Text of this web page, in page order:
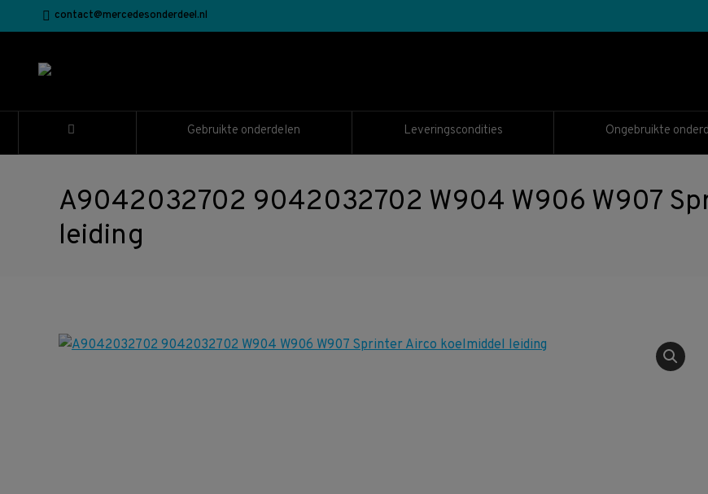
contact@mercedesonderdeel.nl
Gebruikte onderdelen Leveringscondities Ongebruikte
A9042032702 9042032702 W904 W906 W907
leiding